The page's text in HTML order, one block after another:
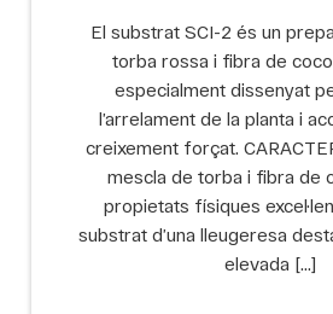
El substrat SCI-2 és un
torba rossa i fibra de
especialment dissenyat
l’arrelament de la planta i
creixement forçat.
mescla de torba i fibra de
propietats físiques
substrat d’una lleugeresa
elevada […]